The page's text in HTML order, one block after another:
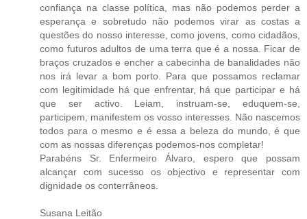
confiança na classe política, mas não podemos perder a
esperança e sobretudo não podemos virar as costas a
questões do nosso interesse, como jovens, como cidadãos,
como futuros adultos de uma terra que é a nossa. Ficar de
braços cruzados e encher a cabecinha de banalidades não
nos irá levar a bom porto. Para que possamos reclamar
com legitimidade há que enfrentar, há que participar e há
que ser activo. Leiam, instruam-se, eduquem-se,
participem, manifestem os vosso interesses. Não nascemos
todos para o mesmo e é essa a beleza do mundo, é que
com as nossas diferenças podemos-nos completar!
Parabéns Sr. Enfermeiro Álvaro, espero que possam
alcançar com sucesso os objectivo e representar com
dignidade os conterrâneos.
Susana Leitão